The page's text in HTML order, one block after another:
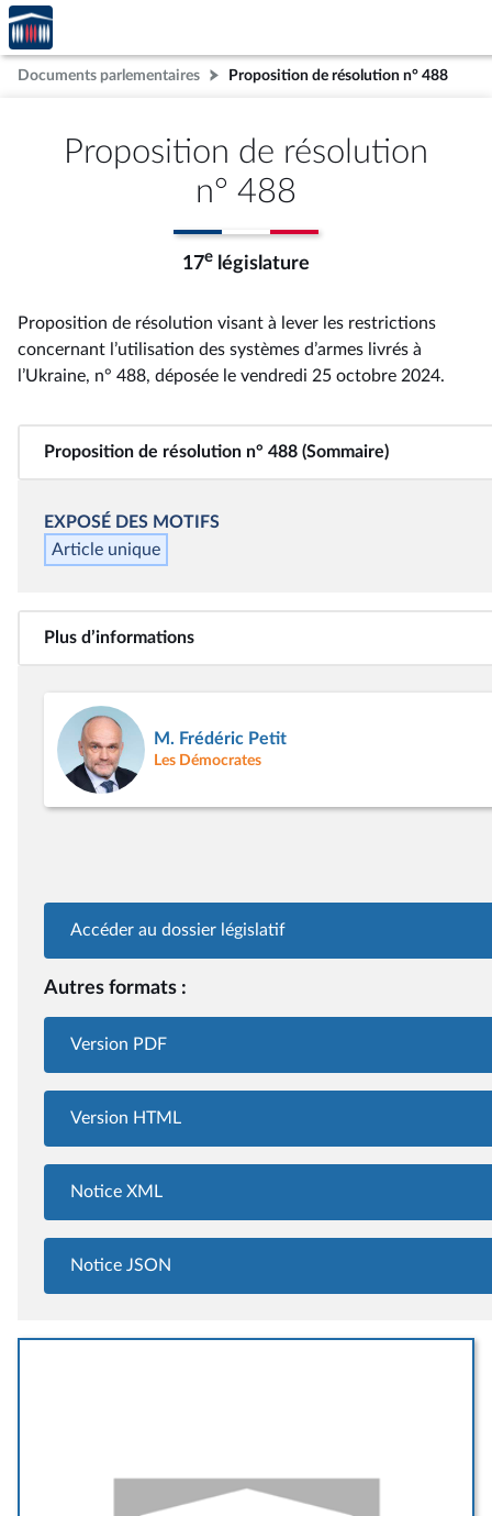
Aller au contenu
Aller en bas de la page
Accèder
à la
page
d'accueil
Documents parlementaires Proposition de résolution n° 488
Proposition de résolution
n° 488
17e législature
Proposition de résolution visant à lever les restrictions
concernant l’utilisation des systèmes d’armes livrés à
l’Ukraine, n° 488, déposée le vendredi 25 octobre 2024.
Proposition de résolution n° 488 (Sommaire)
EXPOSÉ DES MOTIFS
Article unique
Plus d’informations
M. Frédéric Petit
Les Démocrates
Accéder au dossier législatif
Autres formats :
Version PDF
Version HTML
Notice XML
Notice JSON